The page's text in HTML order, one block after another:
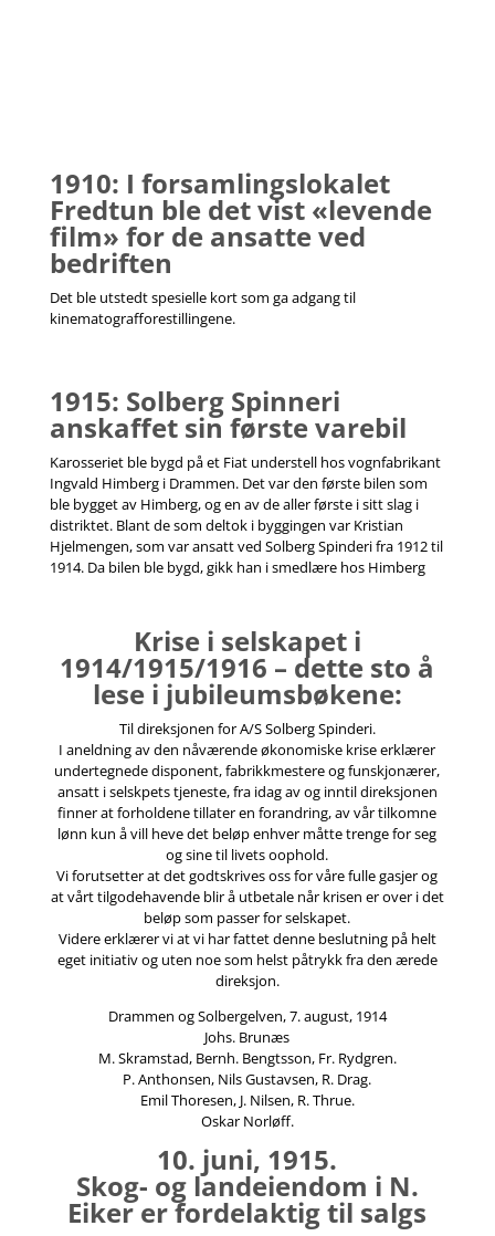
1910: I forsamlingslokalet
Fredtun ble det vist «levende
film» for de ansatte ved
bedriften
Det ble utstedt spesielle kort som ga adgang til
kinematografforestillingene.
1915: Solberg Spinneri
anskaffet sin første varebil
Karosseriet ble bygd på et Fiat understell hos vognfabrikant
Ingvald Himberg i Drammen. Det var den første bilen som
ble bygget av Himberg, og en av de aller første i sitt slag i
distriktet. Blant de som deltok i byggingen var Kristian
Hjelmengen, som var ansatt ved Solberg Spinderi fra 1912 til
1914. Da bilen ble bygd, gikk han i smedlære hos Himberg
Krise i selskapet i
1914/1915/1916 – dette sto å
lese i jubileumsbøkene:
Til direksjonen for A/S Solberg Spinderi.
I aneldning av den nåværende økonomiske krise erklærer
undertegnede disponent, fabrikkmestere og funskjonærer,
ansatt i selskpets tjeneste, fra idag av og inntil direksjonen
finner at forholdene tillater en forandring, av vår tilkomne
lønn kun å vill heve det beløp enhver måtte trenge for seg
og sine til livets oophold.
Vi forutsetter at det godtskrives oss for våre fulle gasjer og
at vårt tilgodehavende blir å utbetale når krisen er over i det
beløp som passer for selskapet.
Videre erklærer vi at vi har fattet denne beslutning på helt
eget initiativ og uten noe som helst påtrykk fra den ærede
direksjon.
Drammen og Solbergelven, 7. august, 1914
Johs. Brunæs
M. Skramstad, Bernh. Bengtsson, Fr. Rydgren.
P. Anthonsen, Nils Gustavsen, R. Drag.
Emil Thoresen, J. Nilsen, R. Thrue.
Oskar Norløff.
10. juni, 1915.
Skog- og landeiendom i N.
Eiker er fordelaktig til salgs